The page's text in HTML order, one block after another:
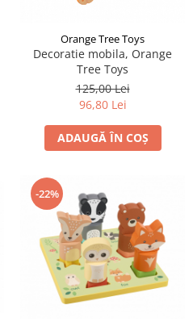
Orange Tree Toys
Decoratie mobila, Orange
Tree Toys
125,00 Lei
96,80 Lei
ADAUGĂ ÎN COȘ
-22%